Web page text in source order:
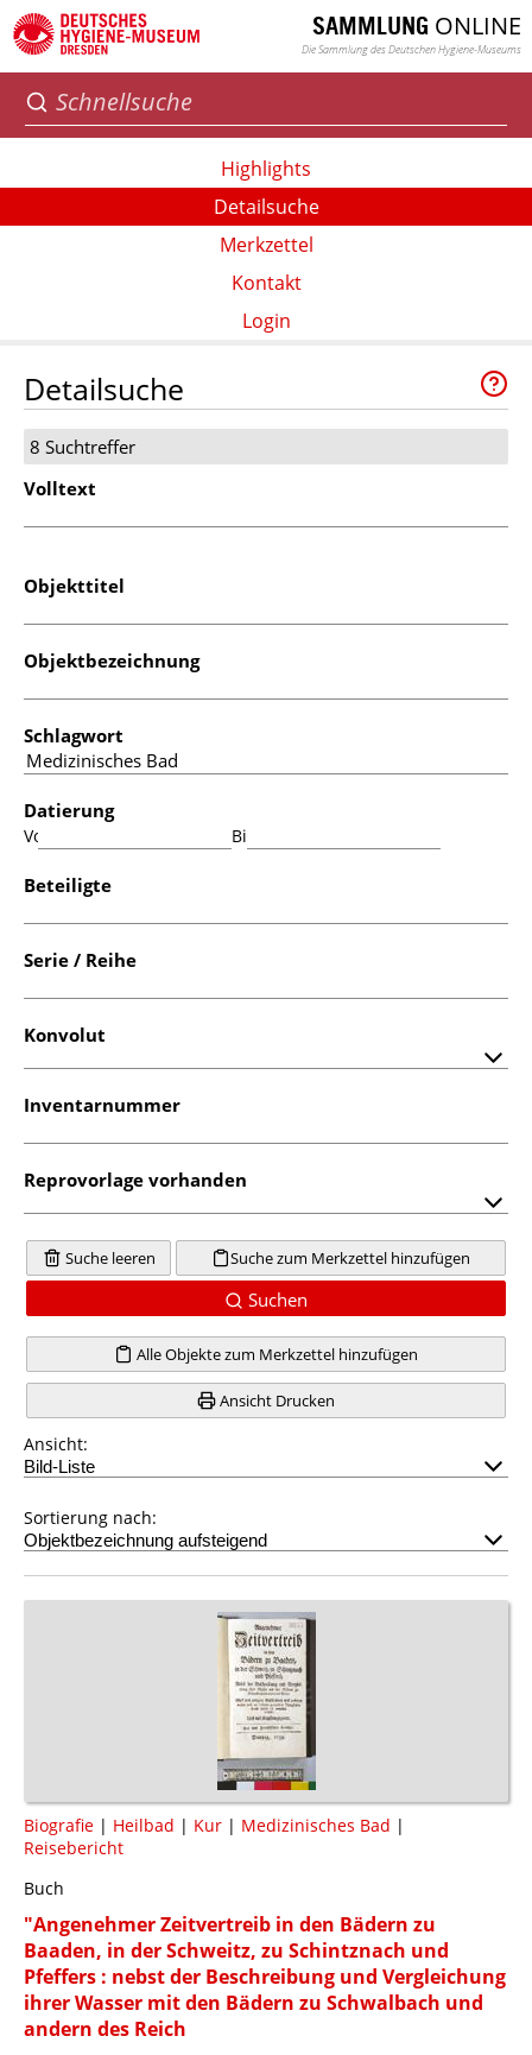
SAMMLUNG ONLINE
Die Sammlung des Deutschen Hygiene-Museums
Highlights
Detailsuche
Merkzettel
Kontakt
Login
Detailsuche
8 Suchtreffer
Volltext
Objekttitel
Objektbezeichnung
Schlagwort
Datierung
Von: Bis:
Beteiligte
Serie / Reihe
Konvolut
Inventarnummer
Reprovorlage vorhanden
Suche leeren Suche zum Merkzettel hinzufügen
Suchen
Alle Objekte zum Merkzettel hinzufügen
Ansicht Drucken
Ansicht:
Sortierung nach:
Biografie | Heilbad | Kur | Medizinisches Bad |
Reisebericht
Buch
"Angenehmer Zeitvertreib in den Bädern zu
Baaden, in der Schweitz, zu Schintznach und
Pfeffers : nebst der Beschreibung und Vergleichung
ihrer Wasser mit den Bädern zu Schwalbach und
andern des Reich